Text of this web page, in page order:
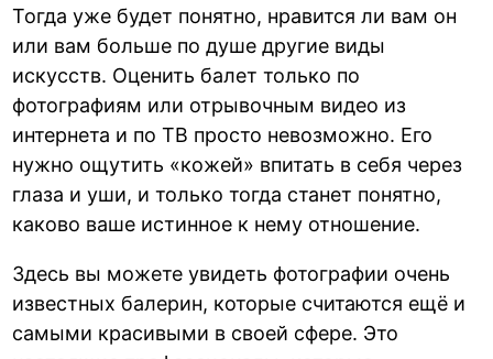
Тогда уже будет понятно, нравится ли вам он
или вам больше по душе другие виды
искусств. Оценить балет только по
фотографиям или отрывочным видео из
интернета и по ТВ просто невозможно. Его
нужно ощутить «кожей» впитать в себя через
глаза и уши, и только тогда станет понятно,
каково ваше истинное к нему отношение.
Здесь вы можете увидеть фотографии очень
известных балерин, которые считаются ещё и
самыми красивыми в своей сфере. Это